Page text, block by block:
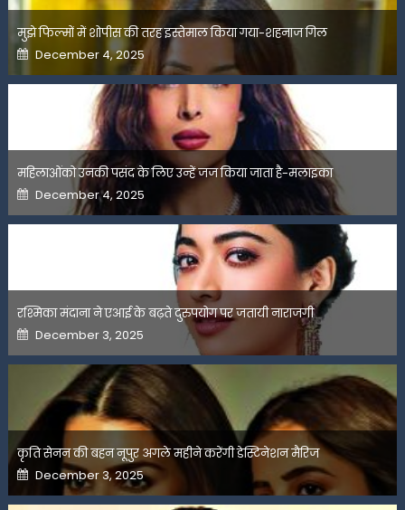
मुझे फिल्मों में शोपीस की तरह इस्तेमाल किया गया-शहनाज गिल
Posted
on
December 4, 2025
महिलाओंको उनकी पसंद के लिए उन्हें जज किया जाता है-मलाइका
Posted
on
December 4, 2025
रश्मिका मंदाना ने एआई के बढ़ते दुरुपयोग पर जतायी नाराजगी
Posted
on
December 3, 2025
कृति सेनन की बहन नूपुर अगले महीने करेंगी डेस्टिनेशन मैरिज
Posted
on
December 3, 2025